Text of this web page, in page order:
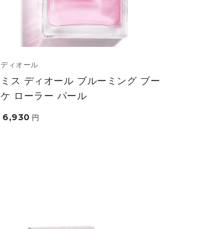
ディオール
ミス ディオール ブルーミング ブー
ケ ローラー パール
6,930 円